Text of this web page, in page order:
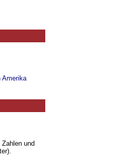
Amerika
Zahlen und